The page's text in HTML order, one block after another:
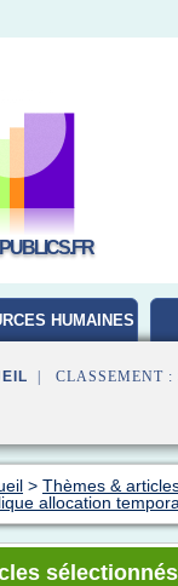
HUMAINES
| CLASSEMENT :
> Thèmes &
allocation